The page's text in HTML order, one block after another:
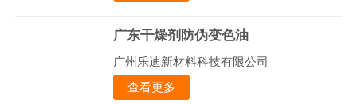
广东干燥剂防伪变色油
广州乐迪新材料科技有限公司
查看更多